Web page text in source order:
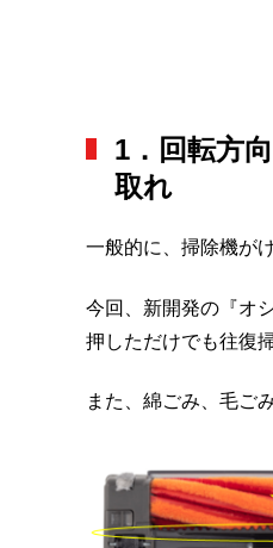
1．回転方
取れ
一般的に、掃除機が
今回、新開発の『オ
押しただけでも往復
また、綿ごみ、毛ご